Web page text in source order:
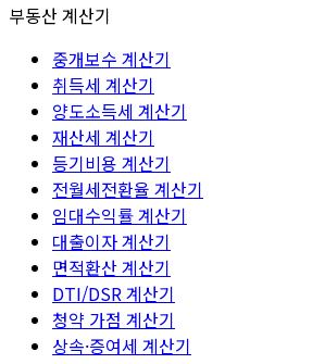
부동산 계산기
중개보수 계산기
취득세 계산기
양도소득세 계산기
재산세 계산기
등기비용 계산기
전월세전환율 계산기
임대수익률 계산기
대출이자 계산기
면적환산 계산기
DTI/DSR 계산기
청약 가점 계산기
상속·증여세 계산기